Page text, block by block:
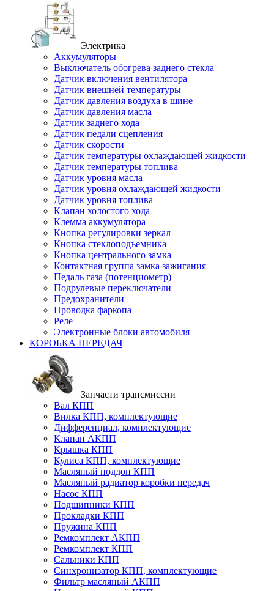
Электрика
Аккумуляторы
Выключатель обогрева заднего стекла
Датчик включения вентилятора
Датчик внешней температуры
Датчик давления воздуха в шине
Датчик давления масла
Датчик заднего хода
Датчик педали сцепления
Датчик скорости
Датчик температуры охлаждающей жидкости
Датчик температуры топлива
Датчик уровня масла
Датчик уровня охлаждающей жидкости
Датчик уровня топлива
Клапан холостого хода
Клемма аккумулятора
Кнопка регулировки зеркал
Кнопка стеклоподъемника
Кнопка центрального замка
Контактная группа замка зажигания
Педаль газа (потенциометр)
Подрулевые переключатели
Предохранители
Проводка фаркопа
Реле
Электронные блоки автомобиля
КОРОБКА ПЕРЕДАЧ
Запчасти трансмиссии
Вал КПП
Вилка КПП, комплектующие
Дифференциал, комплектующие
Клапан АКПП
Крышка КПП
Кулиса КПП, комплектующие
Масляный поддон КПП
Масляный радиатор коробки передач
Насос КПП
Подшипники КПП
Прокладки КПП
Пружина КПП
Ремкомплект АКПП
Ремкомплект КПП
Сальники КПП
Синхронизатор КПП, комплектующие
Фильтр масляный АКПП